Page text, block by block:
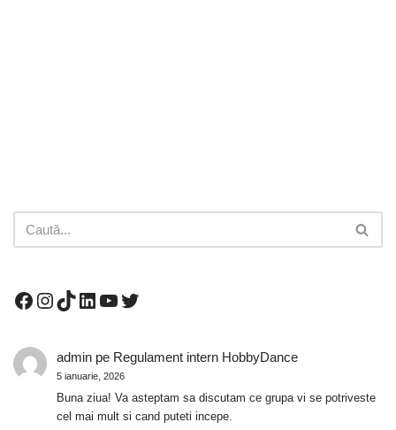
adminpe Regulament intern HobbyDance
5 ianuarie, 2026
Buna ziua! Va asteptam sa discutam ce grupa vi se potriveste
cel mai mult si cand puteti incepe.